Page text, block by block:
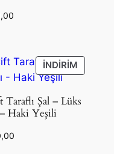
Şu
₺410,00.
İNDIRIM
ÜRÜN
Şal – Lüks
Haki Yeşili
Şu